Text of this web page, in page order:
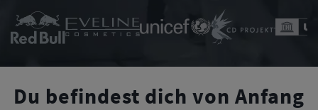
Du befindest dich von Anfang